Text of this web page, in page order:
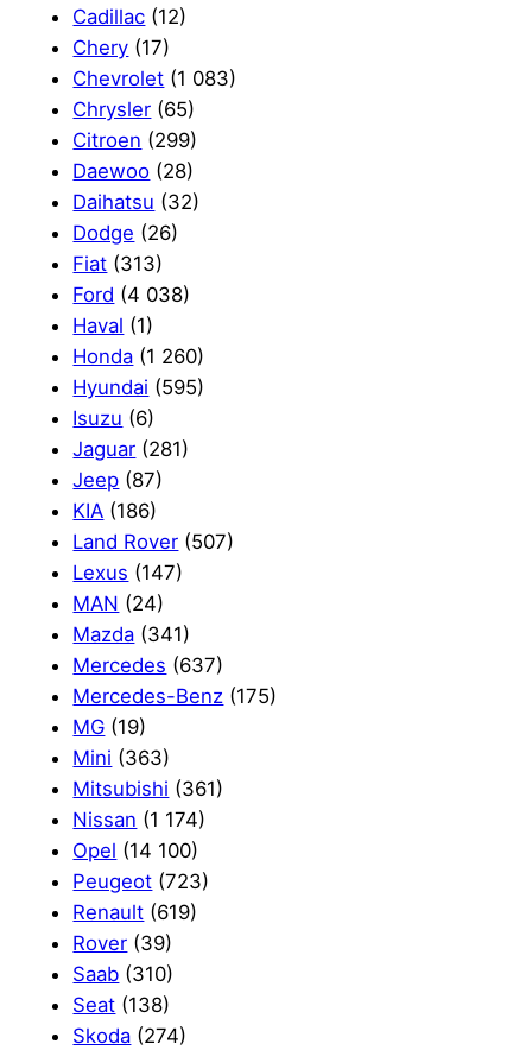
Cadillac (12)
Chery (17)
Chevrolet (1 083)
Chrysler (65)
Citroen (299)
Daewoo (28)
Daihatsu (32)
Dodge (26)
Fiat (313)
Ford (4 038)
Haval (1)
Honda (1 260)
Hyundai (595)
Isuzu (6)
Jaguar (281)
Jeep (87)
KIA (186)
Land Rover (507)
Lexus (147)
MAN (24)
Mazda (341)
Mercedes (637)
Mercedes-Benz (175)
MG (19)
Mini (363)
Mitsubishi (361)
Nissan (1 174)
Opel (14 100)
Peugeot (723)
Renault (619)
Rover (39)
Saab (310)
Seat (138)
Skoda (274)